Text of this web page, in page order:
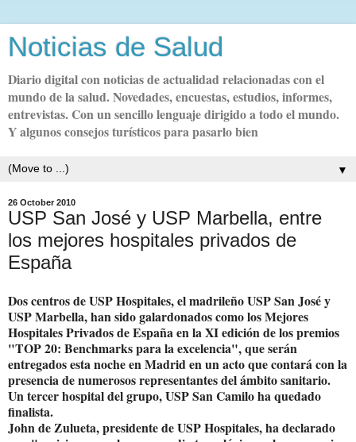
Noticias de Salud
Diario digital con noticias de actualidad relacionadas con el
mundo de la salud. Novedades, encuestas, estudios, informes,
entrevistas. Con un sencillo lenguaje dirigido a todo el mundo.
Y algunos consejos turísticos para pasarlo bien
▼
26 October 2010
USP San José y USP Marbella, entre
los mejores hospitales privados de
España
Dos centros de USP Hospitales, el madrileño USP San José y
USP Marbella, han sido galardonados como los Mejores
Hospitales Privados de España en la XI edición de los premios
"TOP 20: Benchmarks para la excelencia", que serán
entregados esta noche en Madrid en un acto que contará con la
presencia de numerosos representantes del ámbito sanitario.
Un tercer hospital del grupo, USP San Camilo ha quedado
finalista.
John de Zulueta, presidente de USP Hospitales, ha declarado